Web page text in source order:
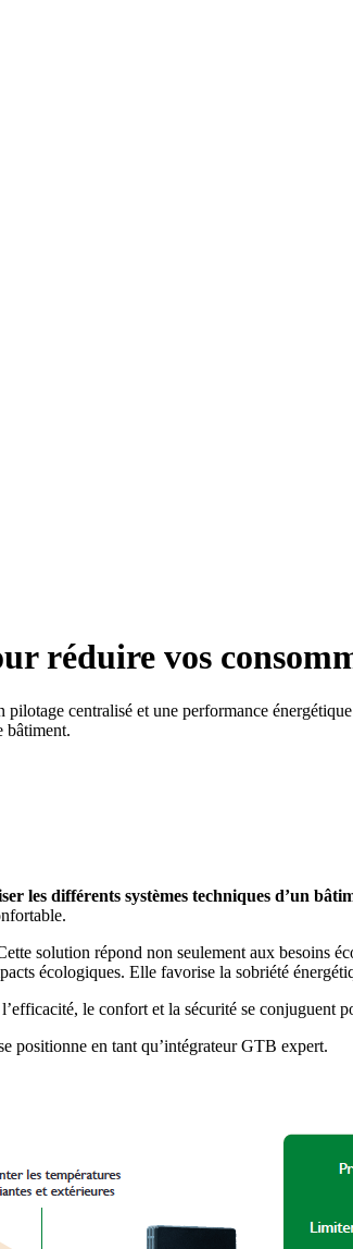
réduire vos
centralisé et une performance
bâtiment.
les différents systèmes techniques d’un
solution répond non seulement aux besoins
écologiques. Elle favorise la sobriété
le confort et la sécurité se conjuguent
positionne en tant qu’intégrateur GTB expert.